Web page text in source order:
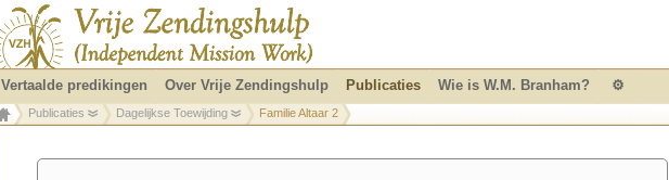
Vertaalde predikingen Over Vrije Zendingshulp Publicaties Wie is W.M. Branham? ⚙
Publicaties Dagelijkse Toewijding Familie Altaar 2